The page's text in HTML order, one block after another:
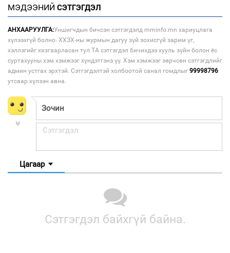
МЭДЭЭНИЙ СЭТГЭГДЭЛ
АНХААРУУЛГА:Уншигчдын бичсэн сэтгэгдэлд mminfo.mn хариуцлага
хүлээхгүй болно. ХХЗХ-ны журмын дагуу зүй зохисгүй зарим үг,
хэллэгийг хязгаарласан тул ТА сэтгэгдэл бичихдээ хууль зүйн болон ёс
суртахууны хэм хэмжээг хүндэтгэнэ үү. Хэм хэмжээг зөрчсөн сэтгэгдлийг
админ устгах эрхтэй. Сэтгэгдэлтэй холбоотой санал гомдлыг 99998796
утсаар хүлээн авна.
Цагаар
Сэтгэгдэл байхгүй байна.